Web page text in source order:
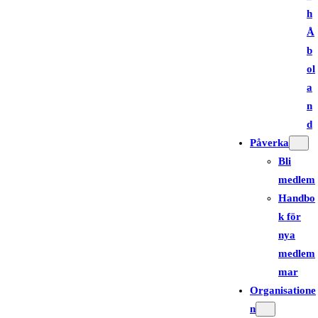
h
Å
b
ol
a
n
d
Påverka
Bli
medlem
Handbo
k för
nya
medlem
mar
Organisatione
n